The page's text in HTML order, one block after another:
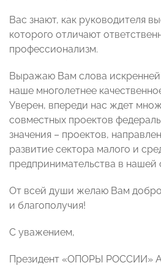
Вас знают, как руководителя
которого отличают
профессионализм.
Выражаю Вам слова искренней
наше многолетнее
Уверен, впереди нас ждет
совместных проектов
значения – проектов,
развитие сектора малого и
предпринимательства в нашей
От всей души желаю Вам
и благополучия!
С уважением,
Президент «ОПОРЫ РОССИИ»